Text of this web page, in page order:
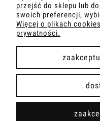
OBSŁUGA KLIENTA
PŁATNOŚCI I DOSTAWA
pokaż
przejść do sklepu lub
swoich preferencji,
Więcej o plikach
prywatności.